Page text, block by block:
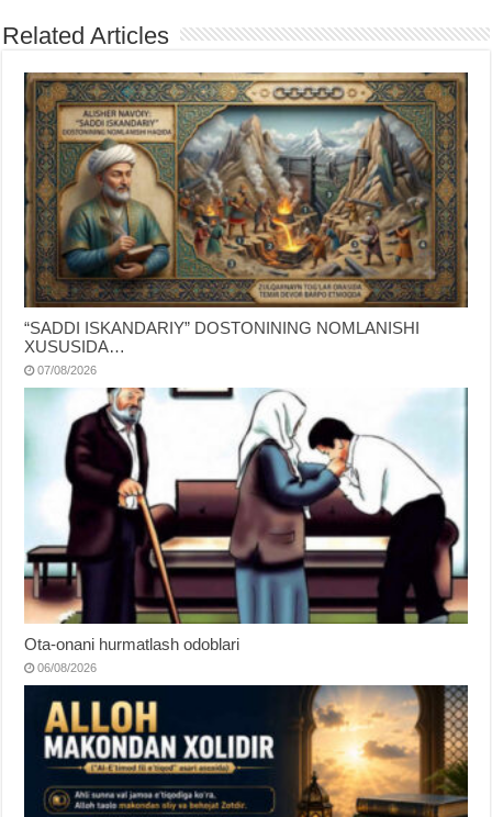
Related Articles
“SADDI ISKANDARIY” DOSTONINING NOMLANISHI
XUSUSIDA…
07/08/2026
Ota-onani hurmatlash odoblari
06/08/2026